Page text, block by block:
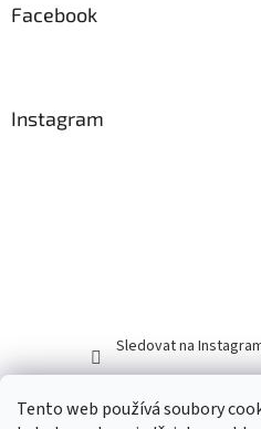
Tento web používá soubory
Facebook
Instagram
Sledovat na